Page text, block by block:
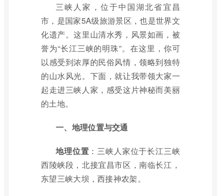
三峡人家，位于中国湖北省宜昌
市，是国家5A级旅游景区，也是世界文
化遗产。这里山清水秀，风景如画，被
誉为“长江三峡的明珠”。在这里，你可
以感受到浓厚的民俗风情，领略到独特
的山水风光。下面，就让我带领大家一
起走进三峡人家，感受这片神秘而美丽
的土地。
一、地理位置与交通
地理位置 ：三峡人家位于长江三峡
西陵峡段，北接宜昌市区，南临长江，
东望三峡大坝，西接神农架。